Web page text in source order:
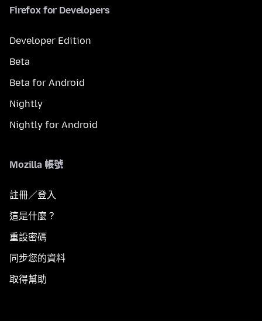
Firefox for Developers
Developer Edition
Beta
Beta for Android
Nightly
Nightly for Android
Mozilla 帳號
註冊／登入
這是什麼？
重設密碼
同步您的資料
取得幫助